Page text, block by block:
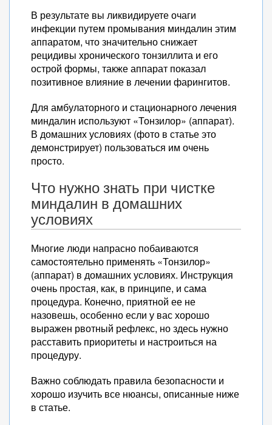
В результате вы ликвидируете очаги
инфекции путем промывания миндалин этим
аппаратом, что значительно снижает
рецидивы хронического тонзиллита и его
острой формы, также аппарат показал
позитивное влияние в лечении фарингитов.
Для амбулаторного и стационарного лечения
миндалин используют «Тонзилор» (аппарат).
В домашних условиях (фото в статье это
демонстрирует) пользоваться им очень
просто.
Что нужно знать при чистке
миндалин в домашних
условиях
Многие люди напрасно побаиваются
самостоятельно применять «Тонзилор»
(аппарат) в домашних условиях. Инструкция
очень простая, как, в принципе, и сама
процедура. Конечно, приятной ее не
назовешь, особенно если у вас хорошо
выражен рвотный рефлекс, но здесь нужно
расставить приоритеты и настроиться на
процедуру.
Важно соблюдать правила безопасности и
хорошо изучить все нюансы, описанные ниже
в статье.